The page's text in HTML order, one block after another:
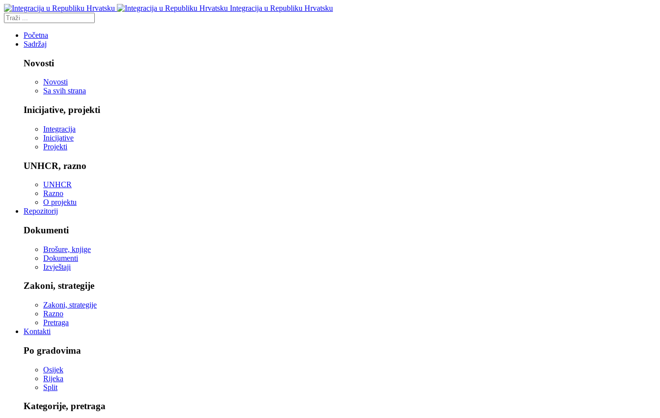
Integracija u Republiku Hrvatsku
Početna
Sadržaj
Novosti
Novosti
Sa svih strana
Inicijative, projekti
Integracija
Inicijative
Projekti
UNHCR, razno
UNHCR
Razno
O projektu
Repozitorij
Dokumenti
Brošure, knjige
Dokumenti
Izvještaji
Zakoni, strategije
Zakoni, strategije
Razno
Pretraga
Kontakti
Po gradovima
Osijek
Rijeka
Split
Kategorije, pretraga